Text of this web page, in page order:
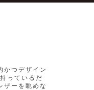
かつデザイン
っているだ
ザーを眺めな